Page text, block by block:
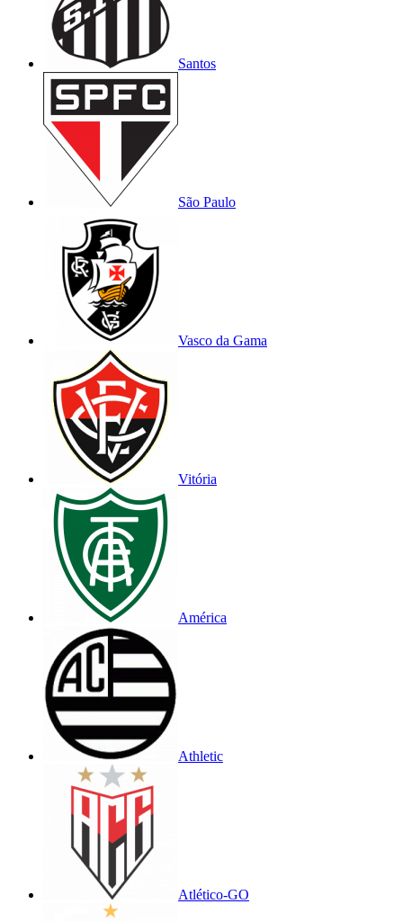
Santos
São Paulo
Vasco da Gama
Vitória
América
Athletic
Atlético-GO